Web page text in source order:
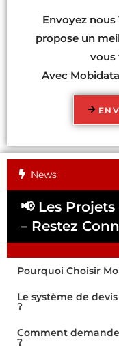
Envoyez
propose un
vous
Avec
News
📢 Les
– Restez
Pourquoi Choisir
Le système de
?
Comment
?